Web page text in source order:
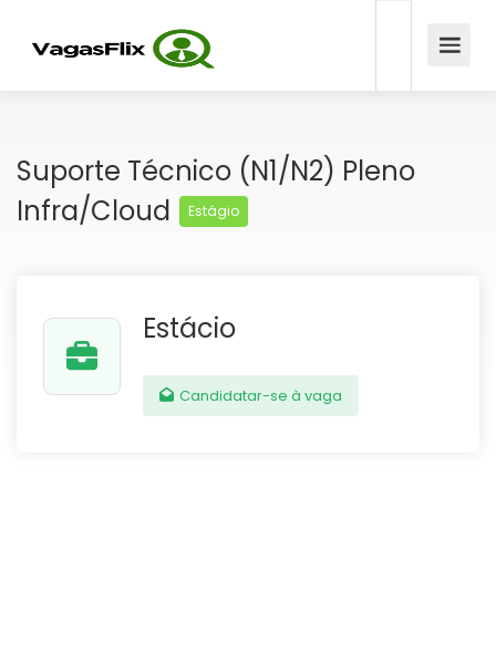
Suporte Técnico (N1/N2) Pleno
Infra/Cloud
Estágio
Estácio
Candidatar-se à vaga